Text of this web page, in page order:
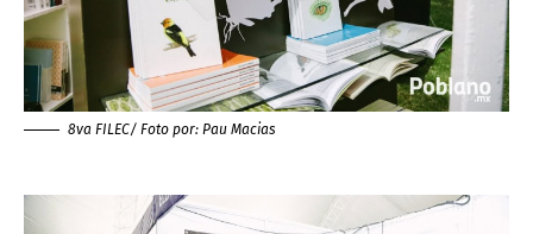
8va FILEC/ Foto por: Pau Macias